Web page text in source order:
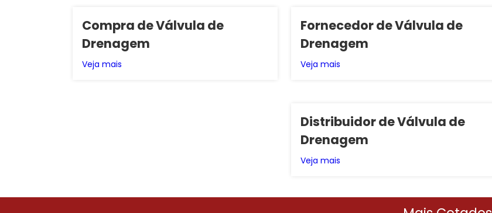
Compra de Válvula de
Drenagem
Veja mais
Fornecedor de Válvula de
Drenagem
Veja mais
Distribuidor de Válvula de
Drenagem
Veja mais